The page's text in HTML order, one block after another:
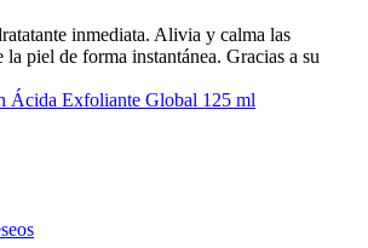
inmediata. Alivia y calma las
la piel de forma instantánea. Gracias a su